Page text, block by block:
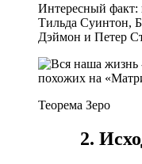
Интересный факт:
Тильда Суинтон,
Дэймон и Петер
Теорема Зеро
2.